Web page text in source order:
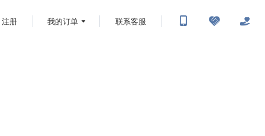
注册 我的订单 联系客服